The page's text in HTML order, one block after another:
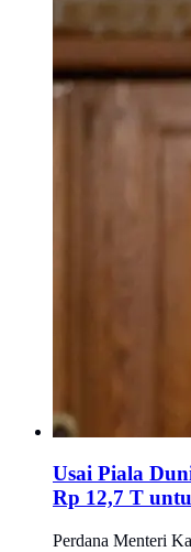
Usai Piala
Rp 12,7 T
Perdana Menteri